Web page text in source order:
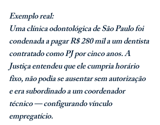
Exemplo real:
Uma clínica odontológica de São Paulo foi
condenada a pagar R$ 280 mil a um dentista
contratado como PJ por cinco anos. A
Justiça entendeu que ele cumpria horário
fixo, não podia se ausentar sem autorização
e era subordinado a um coordenador
técnico — configurando vínculo
empregatício.